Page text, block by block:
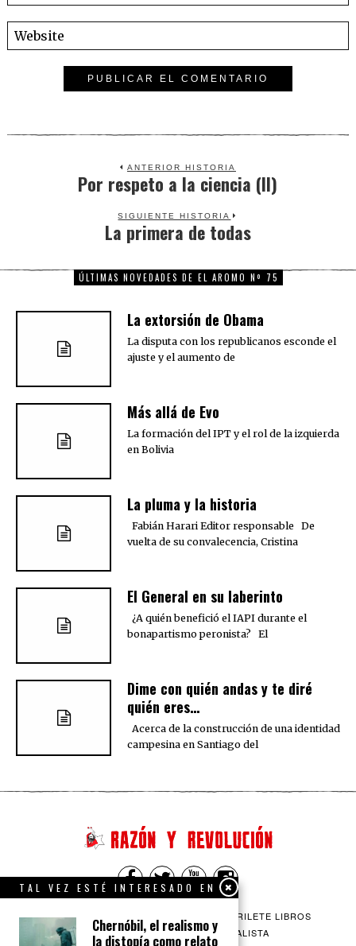
ANTERIOR HISTORIA
Previous
Por respeto a la ciencia (II)
SIGUIENTE HISTORIA
Next
La primera de todas
ÚLTIMAS NOVEDADES DE EL AROMO Nº 75
La extorsión de Obama
La disputa con los republicanos esconde el
ajuste y el aumento de
Más allá de Evo
La formación del IPT y el rol de la izquierda
en Bolivia
La pluma y la historia
Fabián Harari Editor responsable De
vuelta de su convalecencia, Cristina
El General en su laberinto
¿A quién benefició el IAPI durante el
bonapartismo peronista? El
Dime con quién andas y te diré
quién eres…
Acerca de la construcción de una identidad
campesina en Santiago del
QUIENES SOMOS
BARRILETE LIBROS
CEICS
ENGLISH VÍA SOCIALISTA
TAL VEZ ESTÉ INTERESADO EN
Chernóbil, el realismo y
la distopía como relato